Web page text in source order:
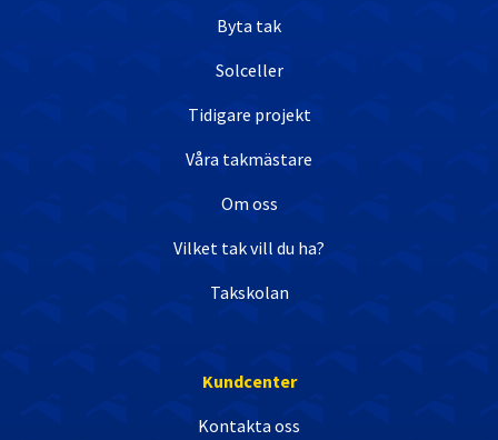
Byta tak
Solceller
Tidigare projekt
Våra takmästare
Om oss
Vilket tak vill du ha?
Takskolan
Kundcenter
Kontakta oss